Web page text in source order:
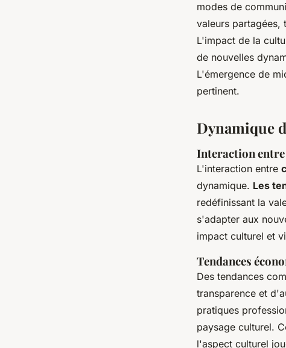
modes de
valeurs partagées,
L'impact de la
de nouvelles
L'émergence de
pertinent.
Dynamique
Interaction
L'interaction entre
dynamique. Les
redéfinissant la
s'adapter aux
impact culturel et
Tendances
Des tendances
transparence et
pratiques
paysage culturel.
l'aspect culturel